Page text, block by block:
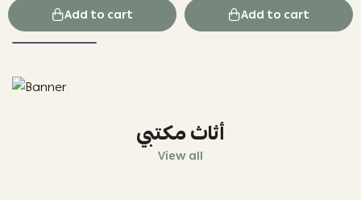
Add to cart Add to cart
أثاث مكتبي
View all